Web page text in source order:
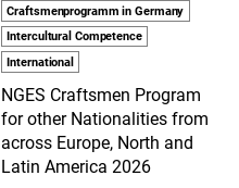
Craftsmenprogramm in Germany
Intercultural Competence
International
NGES Craftsmen Program
for other Nationalities from
across Europe, North and
Latin America 2026